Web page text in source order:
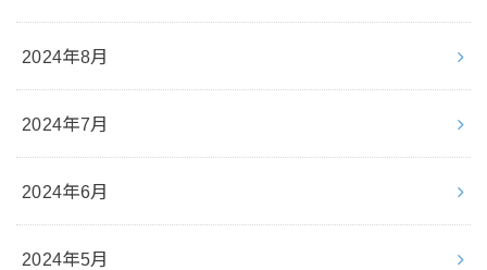
2024年8月
2024年7月
2024年6月
2024年5月